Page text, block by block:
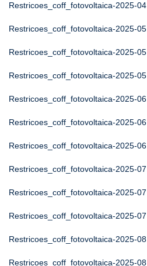
Restricoes_coff_fotovoltaica-2025-04
Restricoes_coff_fotovoltaica-2025-05
Restricoes_coff_fotovoltaica-2025-05
Restricoes_coff_fotovoltaica-2025-05
Restricoes_coff_fotovoltaica-2025-06
Restricoes_coff_fotovoltaica-2025-06
Restricoes_coff_fotovoltaica-2025-06
Restricoes_coff_fotovoltaica-2025-07
Restricoes_coff_fotovoltaica-2025-07
Restricoes_coff_fotovoltaica-2025-07
Restricoes_coff_fotovoltaica-2025-08
Restricoes_coff_fotovoltaica-2025-08